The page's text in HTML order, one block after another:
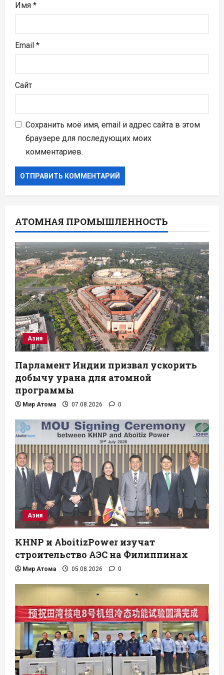
м
Имя *
Email *
Сайт
Сохранить моё имя, email и адрес сайта в этом
браузере для последующих моих
комментариев.
АТОМНАЯ ПРОМЫШЛЕННОСТЬ
Азия
Парламент Индии призвал ускорить
добычу урана для атомной
программы
Мир Атома 07.08.2026 0
Азия
KHNP и AboitizPower изучат
строительство АЭС на Филиппинах
Мир Атома 05.08.2026 0